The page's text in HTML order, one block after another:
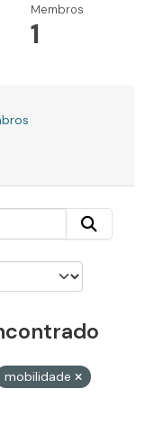
Membros
1
mobilidade